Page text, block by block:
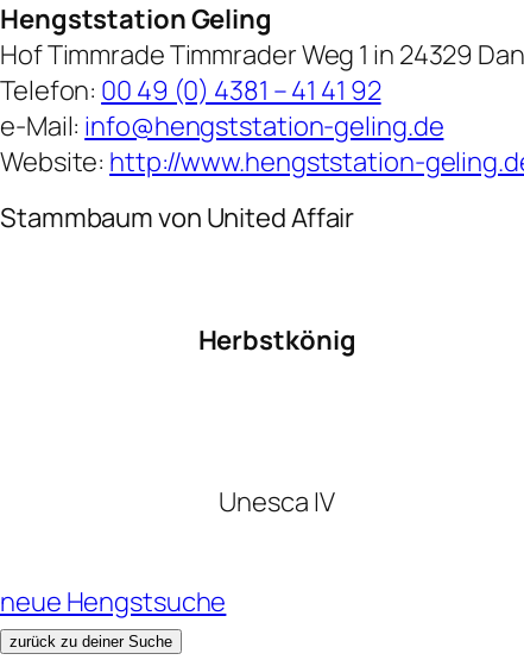
Hengststation Geling
Hof Timmrade Timmrader Weg 1 in 24329
Telefon: 00 49 (0) 4381 – 41 41 92
e-Mail: info@hengststation-geling.de
Website: http://www.hengststation-
Stammbaum von United Affair
Herbstkönig
Unesca IV
neue Hengstsuche
zurück zu deiner Suche